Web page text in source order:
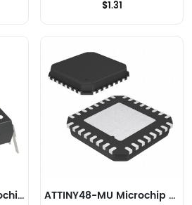
$1.31
PIC18F14K22-E/P Microchip Technology Microcontrôleurs ATTINY48-MU Microchip Technology Microcontrôleurs